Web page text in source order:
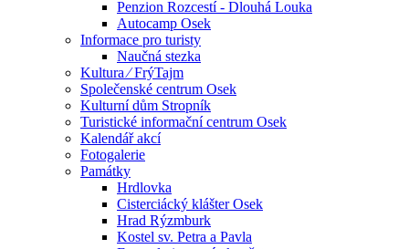
Penzion Rozcestí - Dlouhá Louka
Autocamp Osek
Informace pro turisty
Naučná stezka
Kultura ⁄ FrýTajm
Společenské centrum Osek
Kulturní dům Stropník
Turistické informační centrum Osek
Kalendář akcí
Fotogalerie
Památky
Hrdlovka
Cisterciácký klášter Osek
Hrad Rýzmburk
Kostel sv. Petra a Pavla